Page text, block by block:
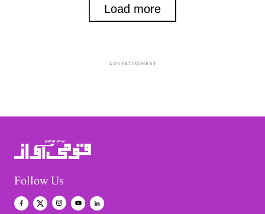
Load more
ADVERTISEMENT
Follow Us